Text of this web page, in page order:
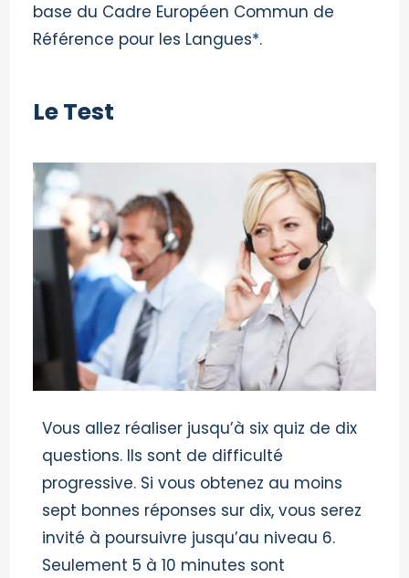
base du Cadre Européen Commun de
Référence pour les Langues*.
Le Test
Vous allez réaliser jusqu’à six quiz de dix
questions. Ils sont de difficulté
progressive. Si vous obtenez au moins
sept bonnes réponses sur dix, vous serez
invité à poursuivre jusqu’au niveau 6.
Seulement 5 à 10 minutes sont